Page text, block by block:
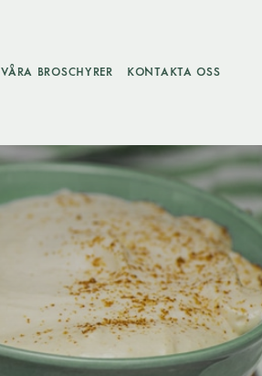
VÅRA BROSCHYRER KONTAKTA OSS